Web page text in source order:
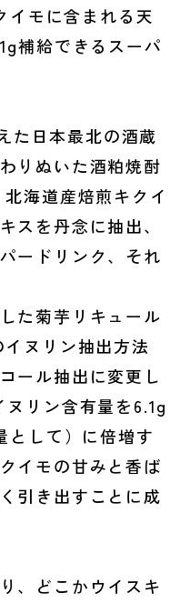
イモに含まれる天
補給できるスーパ
た日本最北の酒蔵
りぬいた酒粕焼酎
海道産焙煎キクイ
スを丹念に抽出、
ードリンク、それ
た菊芋リキュール
イヌリン抽出方法
ール抽出に変更し
リン含有量を6.1g
として）に倍増す
イモの甘みと香ば
引き出すことに成
、どこかウイスキ